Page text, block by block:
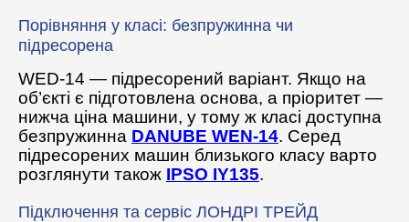
Порівняння у класі: безпружинна чи
підресорена
WED-14 — підресорений варіант. Якщо на
об’єкті є підготовлена основа, а пріоритет —
нижча ціна машини, у тому ж класі доступна
безпружинна DANUBE WEN-14. Серед
підресорених машин близького класу варто
розглянути також IPSO IY135.
Підключення та сервіс ЛОНДРІ ТРЕЙД